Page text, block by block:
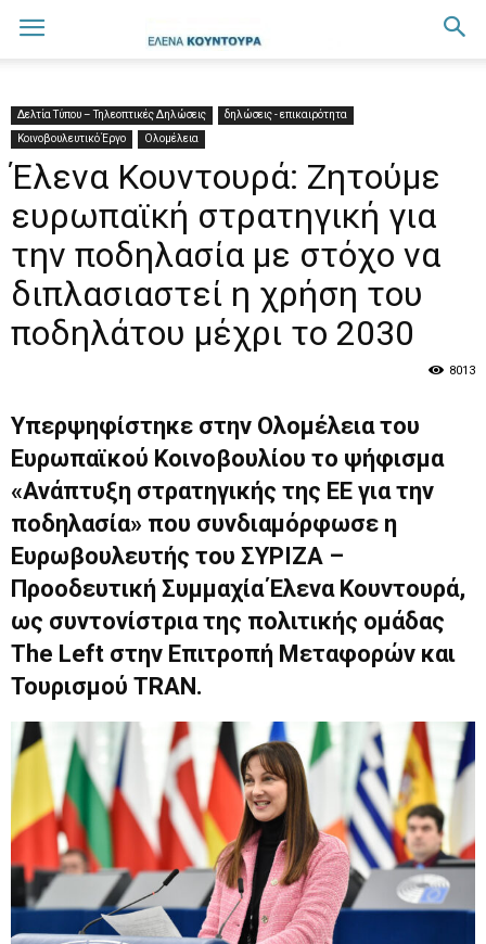
Δελτία Τύπου – Τηλεοπτικές Δηλώσεις
δηλώσεις - επικαιρότητα
Κοινοβουλευτικό Έργο
Ολομέλεια
Έλενα Κουντουρά: Ζητούμε
ευρωπαϊκή στρατηγική για
την ποδηλασία με στόχο να
διπλασιαστεί η χρήση του
ποδηλάτου μέχρι το 2030
8013
Υπερψηφίστηκε στην Ολομέλεια του
Ευρωπαϊκού Κοινοβουλίου το ψήφισμα
«Ανάπτυξη στρατηγικής της ΕΕ για την
ποδηλασία» που συνδιαμόρφωσε η
Ευρωβουλευτής του ΣΥΡΙΖΑ –
Προοδευτική Συμμαχία Έλενα Κουντουρά,
ως συντονίστρια της πολιτικής ομάδας
The Left στην Επιτροπή Μεταφορών και
Τουρισμού TRAN.